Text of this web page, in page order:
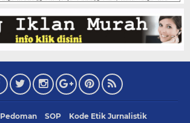
Pedoman SOP Kode Etik Jurnalistik